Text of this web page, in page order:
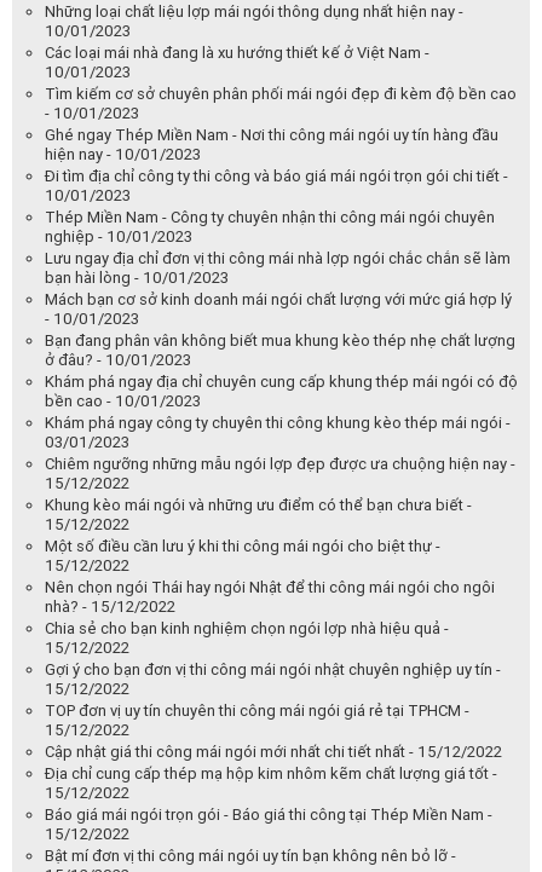
Những loại chất liệu lợp mái ngói thông dụng nhất hiện nay -
10/01/2023
Các loại mái nhà đang là xu hướng thiết kế ở Việt Nam -
10/01/2023
Tìm kiếm cơ sở chuyên phân phối mái ngói đẹp đi kèm độ bền cao
- 10/01/2023
Ghé ngay Thép Miền Nam - Nơi thi công mái ngói uy tín hàng đầu
hiện nay - 10/01/2023
Đi tìm địa chỉ công ty thi công và báo giá mái ngói trọn gói chi tiết -
10/01/2023
Thép Miền Nam - Công ty chuyên nhận thi công mái ngói chuyên
nghiệp - 10/01/2023
Lưu ngay địa chỉ đơn vị thi công mái nhà lợp ngói chắc chắn sẽ làm
bạn hài lòng - 10/01/2023
Mách bạn cơ sở kinh doanh mái ngói chất lượng với mức giá hợp lý
- 10/01/2023
Bạn đang phân vân không biết mua khung kèo thép nhẹ chất lượng
ở đâu? - 10/01/2023
Khám phá ngay địa chỉ chuyên cung cấp khung thép mái ngói có độ
bền cao - 10/01/2023
Khám phá ngay công ty chuyên thi công khung kèo thép mái ngói -
03/01/2023
Chiêm ngưỡng những mẫu ngói lợp đẹp được ưa chuộng hiện nay -
15/12/2022
Khung kèo mái ngói và những ưu điểm có thể bạn chưa biết -
15/12/2022
Một số điều cần lưu ý khi thi công mái ngói cho biệt thự -
15/12/2022
Nên chọn ngói Thái hay ngói Nhật để thi công mái ngói cho ngôi
nhà? - 15/12/2022
Chia sẻ cho bạn kinh nghiệm chọn ngói lợp nhà hiệu quả -
15/12/2022
Gợi ý cho bạn đơn vị thi công mái ngói nhật chuyên nghiệp uy tín -
15/12/2022
TOP đơn vị uy tín chuyên thi công mái ngói giá rẻ tại TPHCM -
15/12/2022
Cập nhật giá thi công mái ngói mới nhất chi tiết nhất - 15/12/2022
Địa chỉ cung cấp thép mạ hộp kim nhôm kẽm chất lượng giá tốt -
15/12/2022
Báo giá mái ngói trọn gói - Báo giá thi công tại Thép Miền Nam -
15/12/2022
Bật mí đơn vị thi công mái ngói uy tín bạn không nên bỏ lỡ -